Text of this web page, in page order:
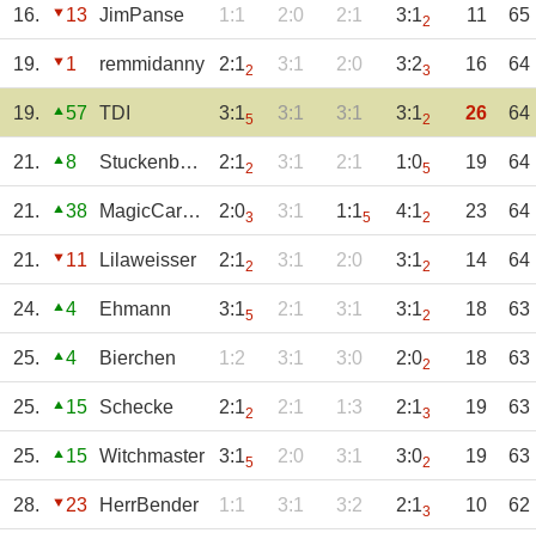
16. 13 JimPanse 1:1 2:0 2:1 3:12 11 65
19. 1 remmidanny 2:12 3:1 2:0 3:23 16 64
19. 57 TDI 3:15 3:1 3:1 3:12 26 64
21. 8 Stuckenberg_T 2:12 3:1 2:1 1:05 19 64
21. 38 MagicCarsten 2:03 3:1 1:15 4:12 23 64
21. 11 Lilaweisser 2:12 3:1 2:0 3:12 14 64
24. 4 Ehmann 3:15 2:1 3:1 3:12 18 63
25. 4 Bierchen 1:2 3:1 3:0 2:02 18 63
25. 15 Schecke 2:12 2:1 1:3 2:13 19 63
25. 15 Witchmaster 3:15 2:0 3:1 3:02 19 63
28. 23 HerrBender 1:1 3:1 3:2 2:13 10 62